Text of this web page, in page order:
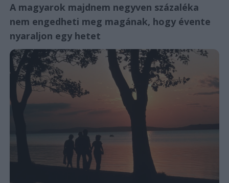
A magyarok majdnem negyven százaléka
nem engedheti meg magának, hogy évente
nyaraljon egy hetet